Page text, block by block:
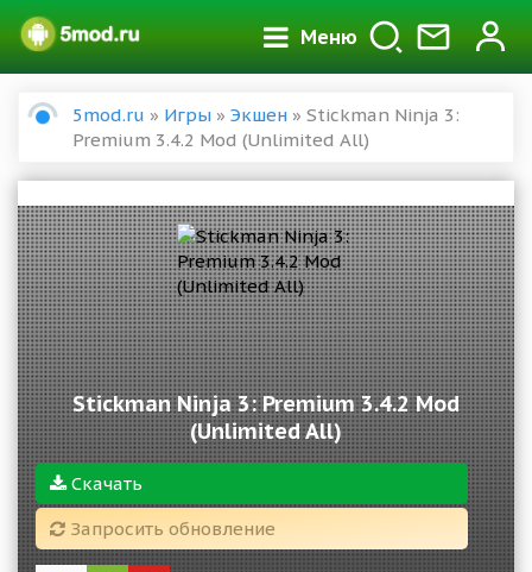
Меню
5mod.ru » Игры » Экшен » Stickman Ninja 3:
Premium 3.4.2 Mod (Unlimited All)
Stickman Ninja 3: Premium 3.4.2 Mod
(Unlimited All)
Скачать
Запросить обновление